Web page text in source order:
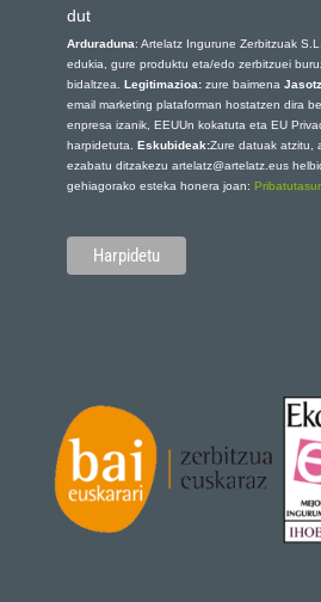
dut
Arduraduna: Artelatz Ingurune Zerbitzuak S.L.
edukia, gure produktu eta/edo zerbitzuei
bidaltzea. Legitimazioa:zure baimena
email marketing plataforman hostatzen dira
enpresa izanik, EEUUn kokatuta eta EU
harpidetuta. Eskubideak:Zure datuak atzitu,
ezabatu ditzakezu artelatz@artelatz.eus
gehiagorako esteka honera joan: